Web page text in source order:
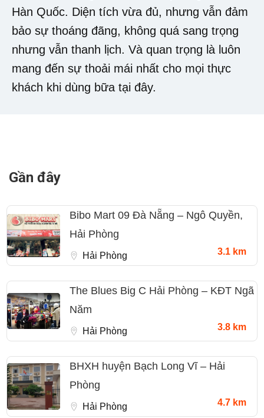
Hàn Quốc. Diện tích vừa đủ, nhưng vẫn đảm
bảo sự thoáng đãng, không quá sang trọng
nhưng vẫn thanh lịch. Và quan trọng là luôn
mang đến sự thoải mái nhất cho mọi thực
khách khi dùng bữa tại đây.
Gần đây
Bibo Mart 09 Đà Nẵng – Ngô Quyền,
Hải Phòng
Hải Phòng 3.1 km
The Blues Big C Hải Phòng – KĐT Ngã
Năm
Hải Phòng 3.8 km
BHXH huyện Bạch Long Vĩ – Hải
Phòng
Hải Phòng 4.7 km